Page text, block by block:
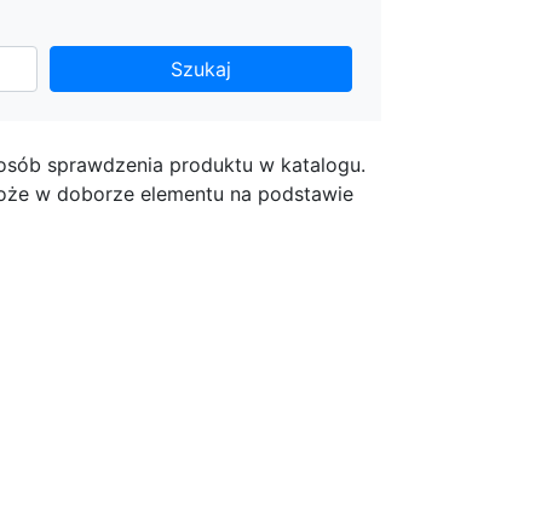
Szukaj
sprawdzenia produktu w katalogu.
w doborze elementu na podstawie